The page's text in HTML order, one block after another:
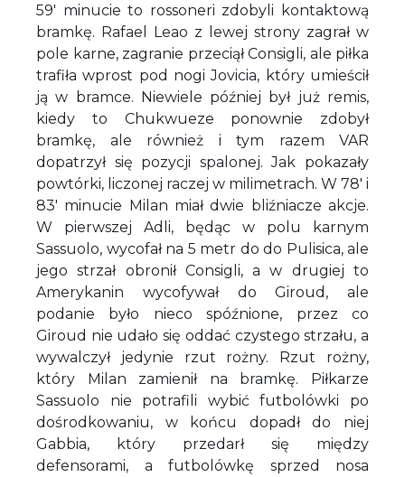
59' minucie to rossoneri zdobyli kontaktową
bramkę. Rafael Leao z lewej strony zagrał w
pole karne, zagranie przeciął Consigli, ale piłka
trafiła wprost pod nogi Jovicia, który umieścił
ją w bramce. Niewiele później był już remis,
kiedy to Chukwueze ponownie zdobył
bramkę, ale również i tym razem VAR
dopatrzył się pozycji spalonej. Jak pokazały
powtórki, liczonej raczej w milimetrach. W 78' i
83' minucie Milan miał dwie bliźniacze akcje.
W pierwszej Adli, będąc w polu karnym
Sassuolo, wycofał na 5 metr do do Pulisica, ale
jego strzał obronił Consigli, a w drugiej to
Amerykanin wycofywał do Giroud, ale
podanie było nieco spóźnione, przez co
Giroud nie udało się oddać czystego strzału, a
wywalczył jedynie rzut rożny. Rzut rożny,
który Milan zamienił na bramkę. Piłkarze
Sassuolo nie potrafili wybić futbolówki po
dośrodkowaniu, w końcu dopadł do niej
Gabbia, który przedarł się między
defensorami, a futbolówkę sprzed nosa